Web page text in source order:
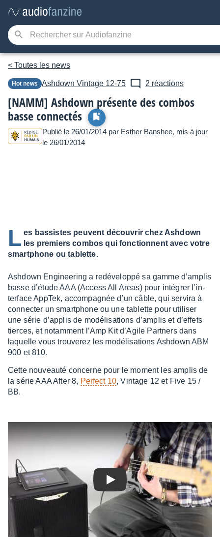
< Toutes les news
Hot news Ashdown Vintage 12-75 2 réactions
[NAMM] Ashdown présente des combos
basse connectés
Publié le 26/01/2014 par Esther Banshee, mis à jour
le 26/01/2014
L es bassistes peuvent découvrir chez Ashdown
les premiers combos qui fonctionnent avec votre
smartphone ou tablette.
Ashdown Engi­nee­ring a redé­ve­loppé sa gamme d’am­plis
basse d’étude AAA (Access All Areas) pour inté­grer l’in­
ter­face AppTek, accom­pa­gnée d’un câble, qui servira à
connec­ter un smart­phone ou une tablette pour utili­ser
une série d’ap­plis de modé­li­sa­tions d’am­plis et d’ef­fets
tierces, et notam­ment l’Amp Kit d’Agile Part­ners dans
laquelle vous trou­ve­rez les modé­li­sa­tions Ashdown ABM
900 et 810.
Cette nouveauté concerne pour le moment les amplis de
la série AAA After 8, Perfect 10, Vintage 12 et Five 15 /
BB.
Play